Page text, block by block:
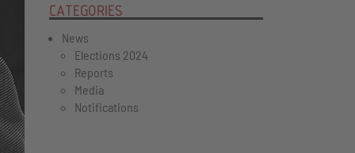
CATEGORIES
News
Elections 2024
Reports
Media
Notifications